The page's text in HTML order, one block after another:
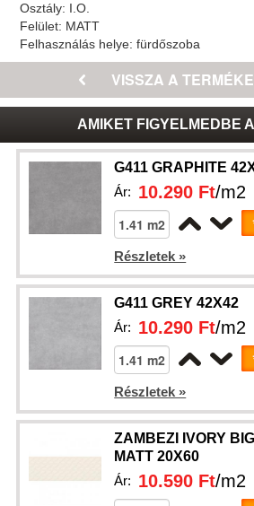
Osztály: I.O.
Felület: MATT
Felhasználás helye:fürdőszoba
AMIKET FIGYELMEDBE
G411 GRAPHITE
Ár: 10.290 Ft/m2
Részletek »
G411 GREY 42X42
Ár: 10.290 Ft/m2
Részletek »
ZAMBEZI IVORY
MATT 20X60
Ár: 10.590 Ft/m2